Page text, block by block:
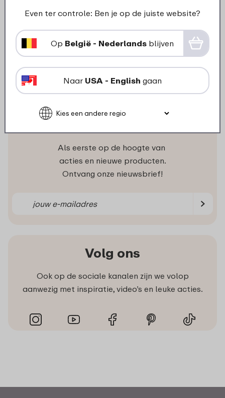
Wat klanten zeggen
met een waardering:
Als eerste op de hoogte van
acties en nieuwe producten.
Ontvang onze nieuwsbrief!
Volg ons
Ook op de sociale kanalen zijn we volop
aanwezig met inspiratie, video’s en leuke acties.
Even ter controle: Ben je op de juiste website?
Op België - Nederlands blijven
Naar USA - English gaan